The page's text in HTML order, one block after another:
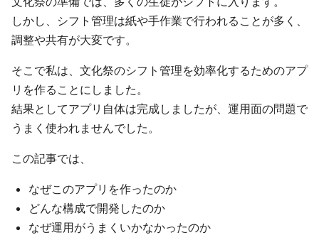
しかし、シフト管理は紙や手作業で行われることが多く、
調整や共有が大変です。
そこで私は、文化祭のシフト管理を効率化するためのアプ
リを作ることにしました。
結果としてアプリ自体は完成しましたが、運用面の問題で
うまく使われませんでした。
この記事では、
なぜこのアプリを作ったのか
どんな構成で開発したのか
なぜ運用がうまくいかなかったのか